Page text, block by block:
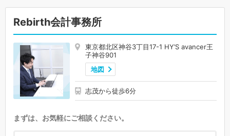
Rebirth会計事務所
東京都北区神谷3丁目17-1 HY’S avancer王
子神谷901
地図
志茂から徒歩6分
まずは、お気軽にご相談ください。